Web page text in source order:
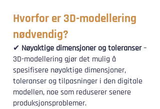
Hvorfor er 3D-modellering
nødvendig?
✔ Nøyaktige dimensjoner og toleranser–
3D-modellering gjør det mulig å
spesifisere nøyaktige dimensjoner,
toleranser og tilpasninger i den digitale
modellen, noe som reduserer senere
produksjonsproblemer.